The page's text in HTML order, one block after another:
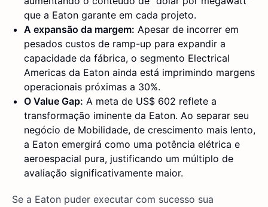
que a Eaton garante em cada projeto.
A expansão da margem: Apesar de incorrer em
pesados custos de ramp-up para expandir a
capacidade da fábrica, o segmento Electrical
Americas da Eaton ainda está imprimindo margens
operacionais próximas a 30%.
O Value Gap: A meta de US$ 602 reflete a
transformação iminente da Eaton. Ao separar seu
negócio de Mobilidade, de crescimento mais lento,
a Eaton emergirá como uma potência elétrica e
aeroespacial pura, justificando um múltiplo de
avaliação significativamente maior.
Se a Eaton puder executar com sucesso sua